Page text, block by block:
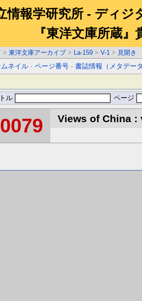
情報学研究所 - ディジ
『東洋文庫所蔵』
> 東洋文庫アーカイブ > La-159 > V-1 > 見開き
ネイル -ページ番号 -書誌情報（メタデー
ル ページ
Views of China :